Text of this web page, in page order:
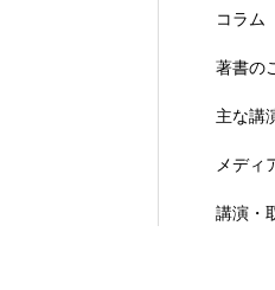
コラム
著書の
主な講
メディ
講演・